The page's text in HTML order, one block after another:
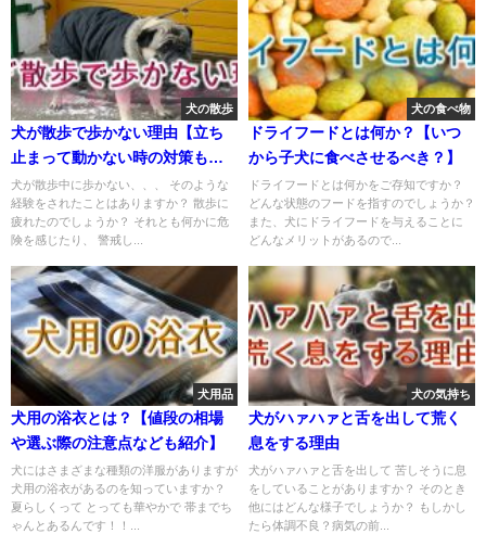
犬の散歩
犬が散歩で歩かない理由【立ち
止まって動かない時の対策も解
説】
犬が散歩中に歩かない、、、 そのような
経験をされたことはありますか？ 散歩に
疲れたのでしょうか？ それとも何かに危
険を感じたり、 警戒し...
犬の食べ物
ドライフードとは何か？【いつ
から子犬に食べさせるべき？】
ドライフードとは何かをご存知ですか？
どんな状態のフードを指すのでしょうか？
また、犬にドライフードを与えることに
どんなメリットがあるので...
犬用品
犬用の浴衣とは？【値段の相場
や選ぶ際の注意点なども紹介】
犬にはさまざまな種類の洋服がありますが
犬用の浴衣があるのを知っていますか？
夏らしくって とっても華やかで 帯までち
ゃんとあるんです！！...
犬の気持ち
犬がハァハァと舌を出して荒く
息をする理由
犬がハァハァと舌を出して 苦しそうに息
をしていることがありますか？ そのとき
他にはどんな様子でしょうか？ もしかし
たら体調不良？病気の前...